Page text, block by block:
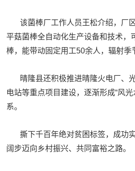
该菌棒厂工作人员王松介绍，厂
平菇菌棒全自动化生产设备和技术，
棒，能带动固定用工50余人，辐射季
晴隆县还积极推进晴隆火电厂、
电站等重点项目建设，逐渐形成“风
系。
撕下千百年绝对贫困标签，成功
阔步迈向乡村振兴、共同富裕之路。